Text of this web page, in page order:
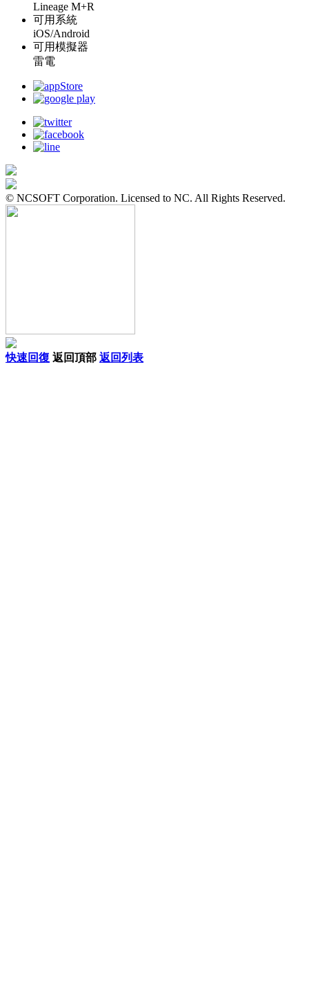
Lineage M+R
可用系統
iOS/Android
可用模擬器
雷電
© NCSOFT Corporation. Licensed to NC. All Rights Reserved.
快速回復 返回頂部 返回列表